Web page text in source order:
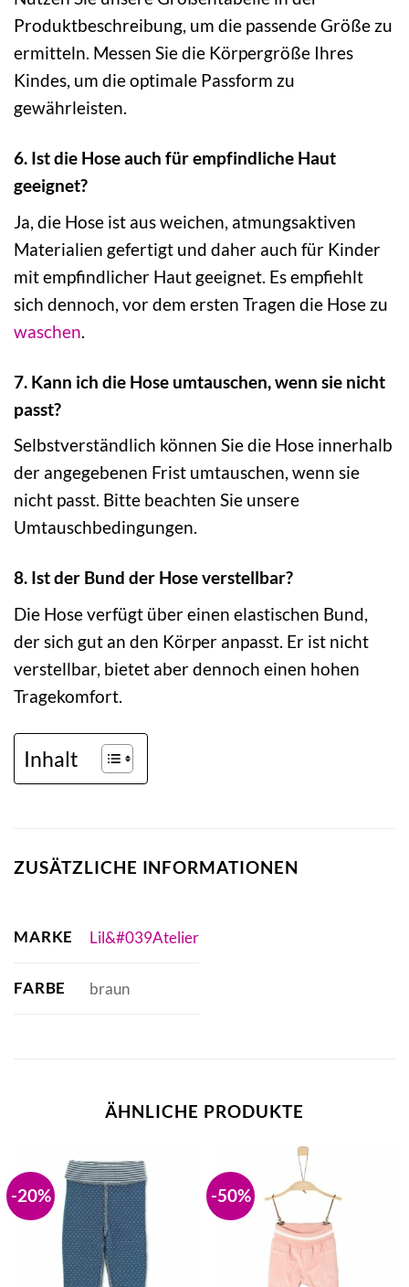
Produktbeschreibung, um die passende Größe zu
ermitteln. Messen Sie die Körpergröße Ihres
Kindes, um die optimale Passform zu
gewährleisten.
6. Ist die Hose auch für empfindliche Haut
geeignet?
Ja, die Hose ist aus weichen, atmungsaktiven
Materialien gefertigt und daher auch für Kinder
mit empfindlicher Haut geeignet. Es empfiehlt
sich dennoch, vor dem ersten Tragen die Hose zu
waschen.
7. Kann ich die Hose umtauschen, wenn sie nicht
passt?
Selbstverständlich können Sie die Hose innerhalb
der angegebenen Frist umtauschen, wenn sie
nicht passt. Bitte beachten Sie unsere
Umtauschbedingungen.
8. Ist der Bund der Hose verstellbar?
Die Hose verfügt über einen elastischen Bund,
der sich gut an den Körper anpasst. Er ist nicht
verstellbar, bietet aber dennoch einen hohen
Tragekomfort.
Inhalt
ZUSÄTZLICHE INFORMATIONEN
MARKE Lil&#039Atelier
FARBE braun
ÄHNLICHE PRODUKTE
-20% -50%